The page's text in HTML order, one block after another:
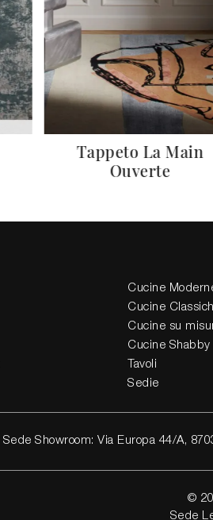
Tappeto La Main
Ouverte
Cucine
Cucine
Cucine su
Cucine Shabby
Tavoli
Sedie
Sede Showroom: Via Europa 44/A,
©
Sede